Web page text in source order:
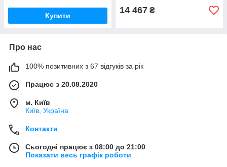
Купити
14 467 ₴
Про нас
100% позитивних з 67 відгуків за рік
Працює з 20.08.2020
м. Київ
Київ, Україна
Контакти
Сьогодні працює з 08:00 до 21:00
Показати весь графік роботи